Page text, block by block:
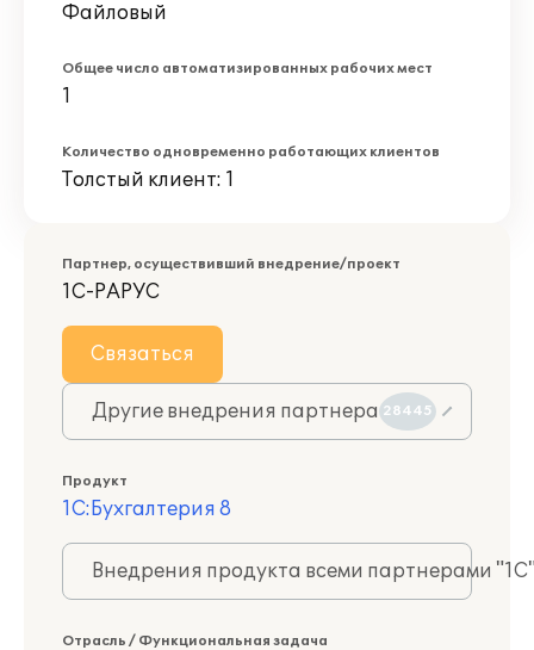
Файловый
Общее число автоматизированных рабочих мест
1
Количество одновременно работающих клиентов
Толстый клиент: 1
Партнер, осуществивший внедрение/проект
1С-РАРУС
Связаться
Другие внедрения партнера 28445
Продукт
1С:Бухгалтерия 8
Внедрения продукта всеми партнерами
Отрасль / Функциональная задача